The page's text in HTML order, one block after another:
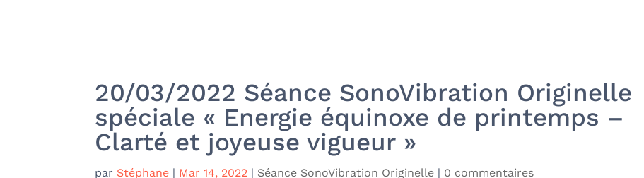
20/03/2022 Séance SonoVibration Originelle
spéciale « Energie équinoxe de printemps –
Clarté et joyeuse vigueur »
par Stéphane | Mar 14, 2022 | Séance SonoVibration Originelle | 0 commentaires